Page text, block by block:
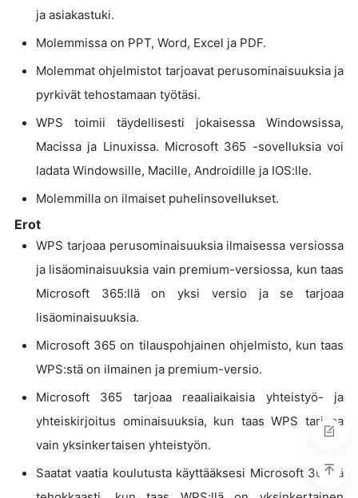
ja asiakastuki.
Molemmissa on PPT, Word, Excel ja PDF.
Molemmat ohjelmistot tarjoavat perusominaisuuksia ja
pyrkivät tehostamaan työtäsi.
WPS toimii täydellisesti jokaisessa Windowsissa,
Macissa ja Linuxissa. Microsoft 365 -sovelluksia voi
ladata Windowsille, Macille, Androidille ja IOS:lle.
Molemmilla on ilmaiset puhelinsovellukset.
Erot
WPS tarjoaa perusominaisuuksia ilmaisessa versiossa
ja lisäominaisuuksia vain premium-versiossa, kun taas
Microsoft 365:llä on yksi versio ja se tarjoaa
lisäominaisuuksia.
Microsoft 365 on tilauspohjainen ohjelmisto, kun taas
WPS:stä on ilmainen ja premium-versio.
Microsoft 365 tarjoaa reaaliaikaisia yhteistyö- ja
yhteiskirjoitus ominaisuuksia, kun taas WPS tarjoaa
vain yksinkertaisen yhteistyön.
Saatat vaatia koulutusta käyttääksesi Microsoft 365:tä